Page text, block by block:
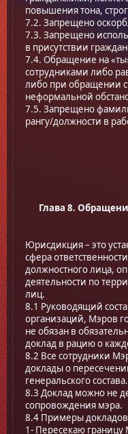
повышения тона,
7.2. Запрещено
7.3. Запрещено
в присутствии
7.4. Обращение на
сотрудниками либо
либо при обращении
неформальной
7.5. Запрещено
рангу/должности в
Глава 8.
Юрисдикция – это
сфера
должностного лица,
деятельности по
лиц.
8.1 Руководящий
организаций, Мэров
не обязан в
доклад в рацию о
8.2 Все сотрудники
доклады о
генеральского состава.
8.3 Доклад можно не
сопровождения мэра.
8.4 Примеры
1- Пересекаю границу